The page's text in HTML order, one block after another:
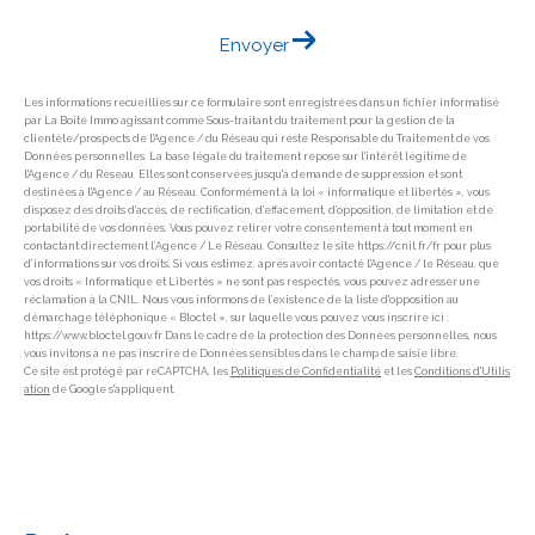
Envoyer
Les informations recueillies sur ce formulaire sont enregistrées dans un fichier informatisé
par La Boite Immo agissant comme Sous-traitant du traitement pour la gestion de la
clientèle/prospects de l'Agence / du Réseau qui reste Responsable du Traitement de vos
Données personnelles. La base légale du traitement repose sur l'intérêt légitime de
l'Agence / du Réseau. Elles sont conservées jusqu'à demande de suppression et sont
destinées à l'Agence / au Réseau. Conformément à la loi « informatique et libertés », vous
disposez des droits d’accès, de rectification, d’effacement, d’opposition, de limitation et de
portabilité de vos données. Vous pouvez retirer votre consentement à tout moment en
contactant directement l’Agence / Le Réseau. Consultez le site https://cnil.fr/fr pour plus
d’informations sur vos droits. Si vous estimez, après avoir contacté l'Agence / le Réseau, que
vos droits « Informatique et Libertés » ne sont pas respectés, vous pouvez adresser une
réclamation à la CNIL. Nous vous informons de l’existence de la liste d'opposition au
démarchage téléphonique « Bloctel », sur laquelle vous pouvez vous inscrire ici :
https://www.bloctel.gouv.fr Dans le cadre de la protection des Données personnelles, nous
vous invitons à ne pas inscrire de Données sensibles dans le champ de saisie libre.
Ce site est protégé par reCAPTCHA, les Politiques de Confidentialité et les Conditions d'Utilis
ation de Google s'appliquent.